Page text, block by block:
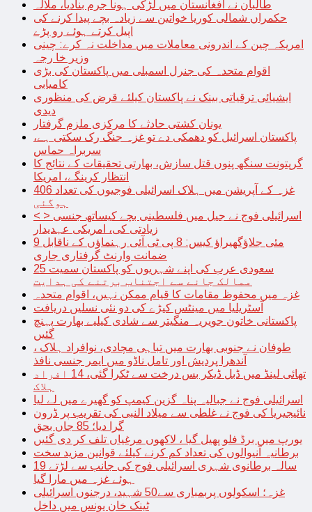
طالبان نے افغانستان میں لڑکی ہونا جرم بنادیا، ملالہ
حکمراں شمالی کوریا خواتین سے زیادہ بچے پیدا کرنے کی
اپیل کرتے ہوئے رو پڑے
امریکہ چین کے اندرونی معاملات میں مداخلت نہ کرے: چینی
وزیر خا رجہ
اقوام متحدہ کی جنرل اسمبلی میں پاکستان کی بڑی
کامیابی
ایشیائی ترقیاتی بینک نے پاکستان کیلئے قرض کی منظوری
دیدی
یونان کشتی حادثے کا مرکزی ملزم گرفتار
پاکستان اسرائیل کو دھمکی دے تو غزہ جنگ رک سکتی ہے،
سربراہ حماس
گرپتونت سنگھ پنوں قتل سازش، بھارتی تحقیقات کے نتائج کا
انتظار کرینگے، امریکا
غزہ کے آپریشن میں ہلاک اسرائیلی فوجیوں کی تعداد 406
ہوگئی
< > اسرائیلی فوج نے جیل میں فلسطینی بچے کیساتھ جنسی
زیادتی کی، امریکی عہدیدار
9 مئی جلاؤگھیراؤ کیس: 8 پی ٹی آئی رہنماؤں کے ناقابل
ضمانت وارنٹ گرفتاری جاری
سعودی عرب کی اپنے شہریوں کو پاکستان سمیت 25
ممالک جانے سے اجتناب برتنے کی ہدایت
غزہ میں محفوظ مقامات کا قیام ممکن نہیں، اقوام متحدہ
آسٹریلیا میں مینٹس کیڑے کی دو نئی نسلیں دریافت
پاکستانی خاتون جویریہ منگیتر سے شادی کیلیے بھارت پہنچ
گئیں
طوفان نے جنوبی بھارت میں تباہی مچادی، نوافراد ہلاک ،
آندھرا پردیش اور تامل ناڈو میں ایمر جنسی نافذ
تھائی لینڈ میں ڈبل ڈیکر بس درخت سے ٹکرا گئی، 14 افراد
ہلاک
اسرائیلی فوج نے جبالیہ پناہ گزین کیمپ کو گھیرے میں لے لیا
نائیجیریا کی فوج نے غلطی سے میلاد النبی کی تقریب پر ڈرون
گرا دیا؛ 85 جاں بحق
یورپ میں برڈ فلو پھیل گیا ، لاکھوں مرغیاں تلف کر دی گئیں
برطانیہ آنیوالوں کی تعداد کم کرنے کیلئے قوانین مزید سخت
19 سالہ برطانوی شہری اسرائیلی فوج کی جانب سے لڑتے
ہوئے غزہ میں مارا گیا
غزہ؛ اسکولوں پربمباری سے50 شہید، درجنوں اسرائیلی
ٹینک خان یونس میں داخل